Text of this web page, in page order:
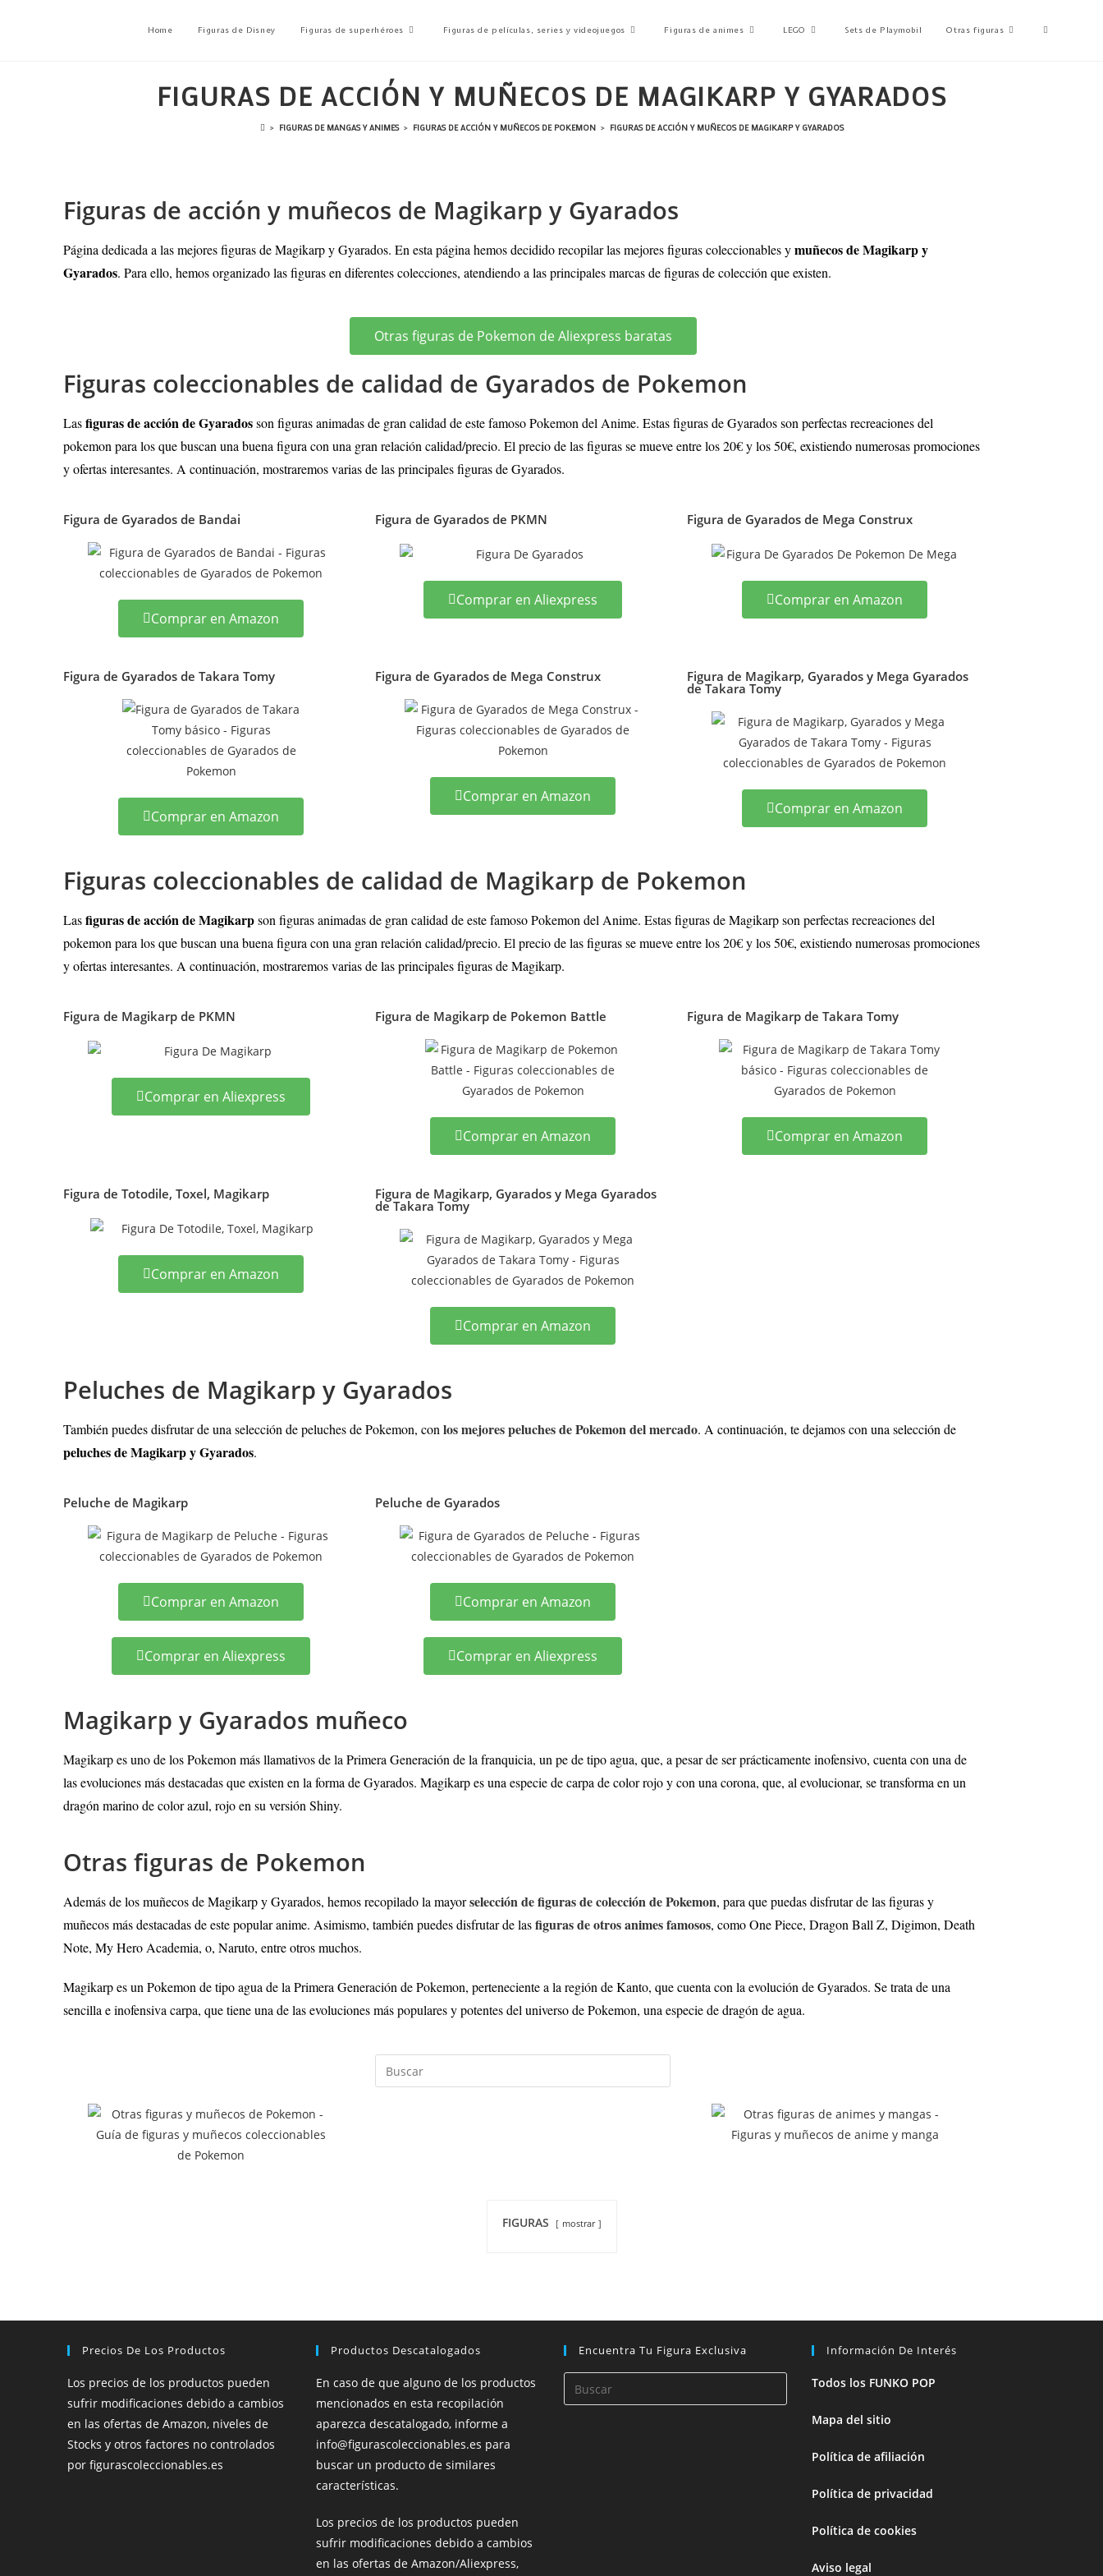
Home Figuras de Disney Figuras de superhéroes Figuras de películas, series y videojuegos Figuras de animes LEGO Sets de Playmobil Otras figuras
FIGURAS DE ACCIÓN Y MUÑECOS DE MAGIKARP Y GYARADOS
> FIGURAS DE MANGAS Y ANIMES > FIGURAS DE ACCIÓN Y MUÑECOS DE POKEMON > FIGURAS DE ACCIÓN Y MUÑECOS DE MAGIKARP Y GYARADOS
Figuras de acción y muñecos de Magikarp y Gyarados
Página dedicada a las mejores figuras de Magikarp y Gyarados. En esta página hemos decidido recopilar las mejores figuras coleccionables ymuñecos de Magikarp y
Gyarados. Para ello, hemos organizado las figuras en diferentes colecciones, atendiendo a las principales marcas de figuras de colección que existen.
Otras figuras de Pokemon de Aliexpress baratas
Figuras coleccionables de calidad de Gyarados de Pokemon
Lasfiguras de acción de Gyaradosson figuras animadas de gran calidad de este famoso Pokemon del Anime. Estas figuras de Gyarados son perfectas recreaciones del
pokemon para los que buscan una buena figura con una gran relación calidad/precio. El precio de las figuras se mueve entre los 20€ y los 50€, existiendo numerosas promociones
y ofertas interesantes. A continuación, mostraremos varias de las principales figuras de Gyarados.
Figura de Gyarados de Bandai
Comprar en Amazon
Figura de Gyarados de PKMN
Comprar en Aliexpress
Figura de Gyarados de Mega Construx
Comprar en Amazon
Figura de Gyarados de Takara Tomy
Comprar en Amazon
Figura de Gyarados de Mega Construx
Comprar en Amazon
Figura de Magikarp, Gyarados y Mega Gyarados
de Takara Tomy
Comprar en Amazon
Figuras coleccionables de calidad de Magikarp de Pokemon
Lasfiguras de acción de Magikarpson figuras animadas de gran calidad de este famoso Pokemon del Anime. Estas figuras de Magikarp son perfectas recreaciones del
pokemon para los que buscan una buena figura con una gran relación calidad/precio. El precio de las figuras se mueve entre los 20€ y los 50€, existiendo numerosas promociones
y ofertas interesantes. A continuación, mostraremos varias de las principales figuras de Magikarp.
Figura de Magikarp de PKMN
Comprar en Aliexpress
Figura de Magikarp de Pokemon Battle
Comprar en Amazon
Figura de Magikarp de Takara Tomy
Comprar en Amazon
Figura de Totodile, Toxel, Magikarp
Comprar en Amazon
Figura de Magikarp, Gyarados y Mega Gyarados
de Takara Tomy
Comprar en Amazon
Peluches de Magikarp y Gyarados
También puedes disfrutar de una selección de peluches de Pokemon, conlos mejores peluches de Pokemon del mercado. A continuación, te dejamos con una selección de
peluches deMagikarp y Gyarados.
Peluche de Magikarp
Comprar en Amazon
Comprar en Aliexpress
Peluche de Gyarados
Comprar en Amazon
Comprar en Aliexpress
Magikarp y Gyarados muñeco
Magikarp es uno de los Pokemon más llamativos de la Primera Generación de la franquicia, un pe de tipo agua, que, a pesar de ser prácticamente inofensivo, cuenta con una de
las evoluciones más destacadas que existen en la forma de Gyarados. Magikarp es una especie de carpa de color rojo y con una corona, que, al evolucionar, se transforma en un
dragón marino de color azul, rojo en su versión Shiny.
Otras figuras de Pokemon
Además de los muñecos de Magikarp y Gyarados, hemos recopilado la mayorselección de figuras de colección de Pokemon, para que puedas disfrutar de las figuras y
muñecos más destacadas de este popular anime. Asimismo, también puedes disfrutar de lasfiguras de otros animes famosos, como One Piece, Dragon Ball Z, Digimon, Death
Note, My Hero Academia, o, Naruto, entre otros muchos.
Magikarp es un Pokemon de tipo agua de la Primera Generación de Pokemon, perteneciente a la región de Kanto, que cuenta con la evolución de Gyarados. Se trata de una
sencilla e inofensiva carpa, que tiene una de las evoluciones más populares y potentes del universo de Pokemon, una especie de dragón de agua.
FIGURAS mostrar
Precios De Los Productos
Los precios de los productos pueden
sufrir modificaciones debido a cambios
en las ofertas de Amazon, niveles de
Stocks y otros factores no controlados
por figurascoleccionables.es
Productos Descatalogados
En caso de que alguno de los productos
mencionados en esta recopilación
aparezca descatalogado, informe a
info@figurascoleccionables.es para
buscar un producto de similares
características.
Los precios de los productos pueden
sufrir modificaciones debido a cambios
en las ofertas de Amazon/Aliexpress,
Encuentra Tu Figura Exclusiva Información De Interés
Todos los FUNKO POP
Mapa del sitio
Política de afiliación
Política de privacidad
Política de cookies
Aviso legal